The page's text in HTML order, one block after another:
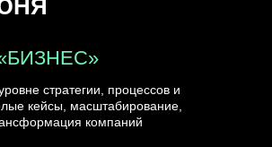
стратегии, процессов и
кейсы, масштабирование,
компаний
БОЛЬШЕ